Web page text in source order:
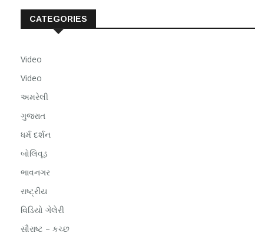
CATEGORIES
Video
Video
અમરેલી
ગુજરાત
ધર્મ દર્શન
બોલિવૂડ
ભાવનગર
રાષ્ટ્રીય
વિડિયો ગેલેરી
સૌરાષ્ટ – કચ્છ